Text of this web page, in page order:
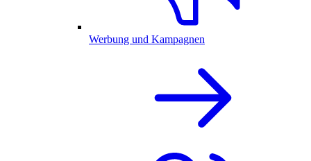
Werbung und Kampagnen